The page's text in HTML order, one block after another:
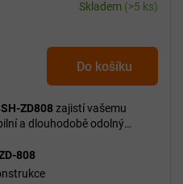
Skladem (>5 ks)
Do košíku
ZD808zajistí vašemu
a dlouhodobě odolný
808